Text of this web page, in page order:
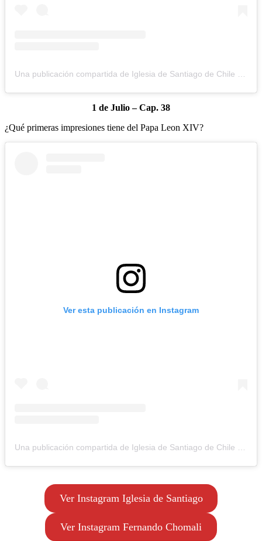
1 de Julio – Cap. 38
¿Qué primeras impresiones tiene del Papa Leon XIV?
Ver esta publicación en Instagram
Una publicación compartida de Iglesia de Santiago de Chile (@iglesiadesantiago)
Ver Instagram Iglesia de Santiago
Ver Instagram Fernando Chomali